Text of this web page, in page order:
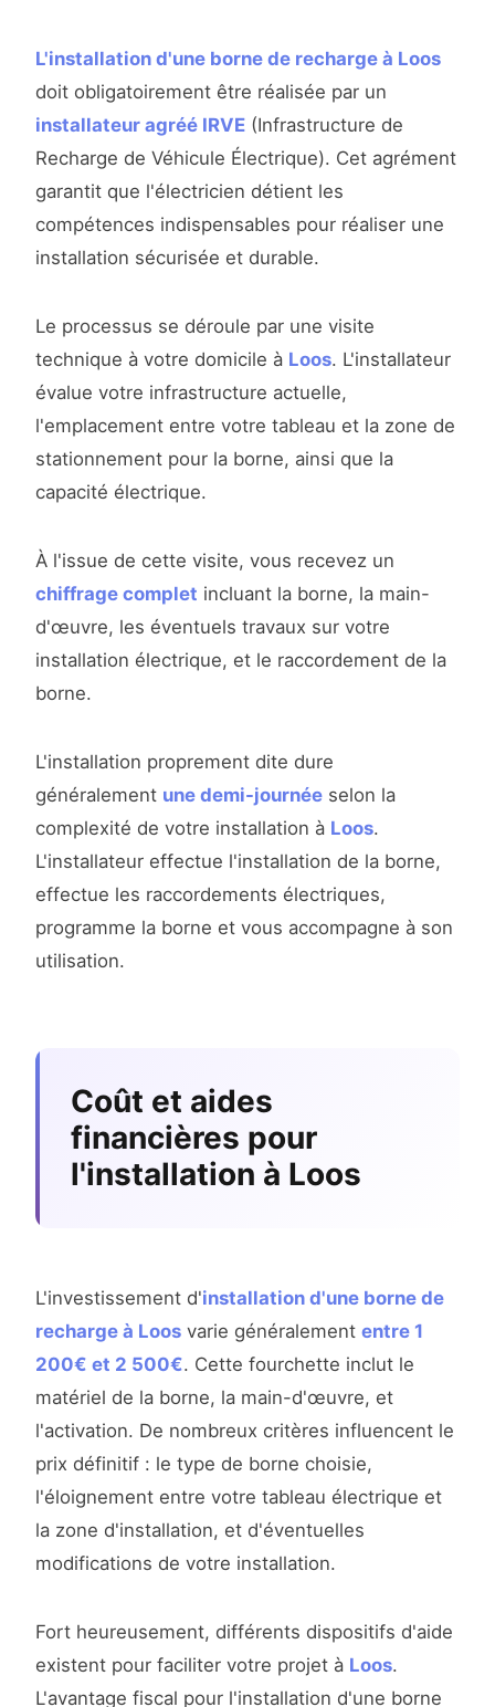
L'installation d'une borne de recharge à Loos
doit obligatoirement être réalisée par un
installateur agréé IRVE (Infrastructure de
Recharge de Véhicule Électrique). Cet agrément
garantit que l'électricien détient les
compétences indispensables pour réaliser une
installation sécurisée et durable.
Le processus se déroule par une visite
technique à votre domicile à Loos. L'installateur
évalue votre infrastructure actuelle,
l'emplacement entre votre tableau et la zone de
stationnement pour la borne, ainsi que la
capacité électrique.
À l'issue de cette visite, vous recevez un
chiffrage complet incluant la borne, la main-
d'œuvre, les éventuels travaux sur votre
installation électrique, et le raccordement de la
borne.
L'installation proprement dite dure
généralement une demi-journée selon la
complexité de votre installation à Loos.
L'installateur effectue l'installation de la borne,
effectue les raccordements électriques,
programme la borne et vous accompagne à son
utilisation.
Coût et aides
financières pour
l'installation à Loos
L'investissement d'installation d'une borne de
recharge à Loos varie généralement entre 1
200€ et 2 500€. Cette fourchette inclut le
matériel de la borne, la main-d'œuvre, et
l'activation. De nombreux critères influencent le
prix définitif : le type de borne choisie,
l'éloignement entre votre tableau électrique et
la zone d'installation, et d'éventuelles
modifications de votre installation.
Fort heureusement, différents dispositifs d'aide
existent pour faciliter votre projet à Loos.
L'avantage fiscal pour l'installation d'une borne